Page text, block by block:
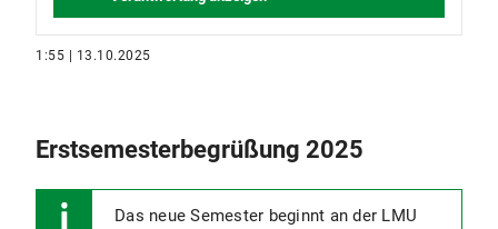
1:55 | 13.10.2025
Erstsemesterbegrüßung 2025
Das neue Semester beginnt an der LMU